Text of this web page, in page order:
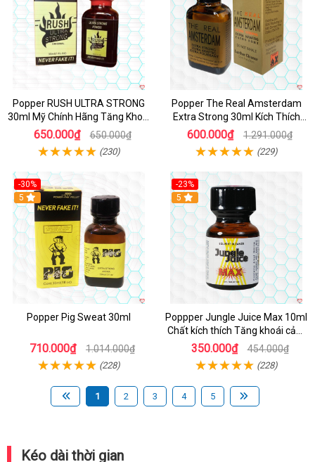
Popper RUSH ULTRA STRONG
30ml Mỹ Chính Hãng Tăng Khoái
Cảm
650.000₫ 650.000₫
(230)
Popper The Real Amsterdam
Extra Strong 30ml Kích Thích
Cường Độ Cao
600.000₫ 1.291.000₫
(229)
-30%
5
Popper Pig Sweat 30ml
710.000₫ 1.014.000₫
(228)
-23%
5
Poppper Jungle Juice Max 10ml
Chất kích thích Tăng khoái cảm
An toàn
350.000₫ 454.000₫
(228)
1 2 3 4 5
Kéo dài thời gian